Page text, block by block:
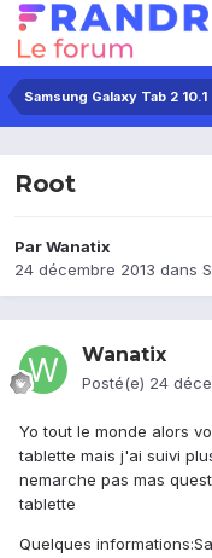
Samsung Galaxy Tab 2 10.1
Root
ParWanatix
24 décembre 2013 dans
Wanatix
Posté(e) 24
Yo tout le monde alors
tablette mais j'ai suivi
nemarche pas mas
tablette
Quelques